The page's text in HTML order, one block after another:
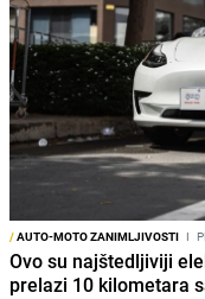
/AUTO-MOTO ZANIMLJIVOSTI I
Ovo su najštedljiviji
prelazi 10 kilometara